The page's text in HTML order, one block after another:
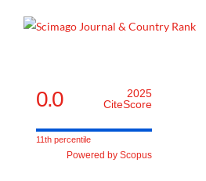
0.0
2025
CiteScore
11th percentile
Powered by Scopus